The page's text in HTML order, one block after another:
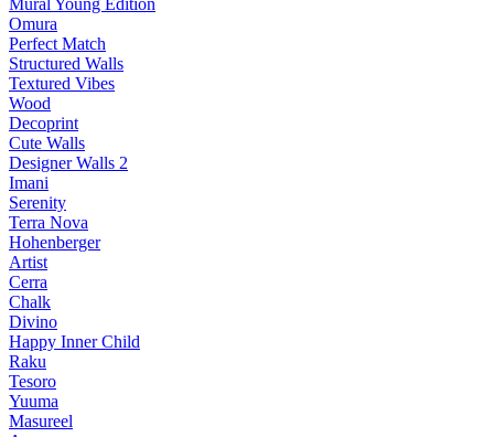
Mural Young Edition
Omura
Perfect Match
Structured Walls
Textured Vibes
Wood
Decoprint
Cute Walls
Designer Walls 2
Imani
Serenity
Terra Nova
Hohenberger
Artist
Cerra
Chalk
Divino
Happy Inner Child
Raku
Tesoro
Yuuma
Masureel